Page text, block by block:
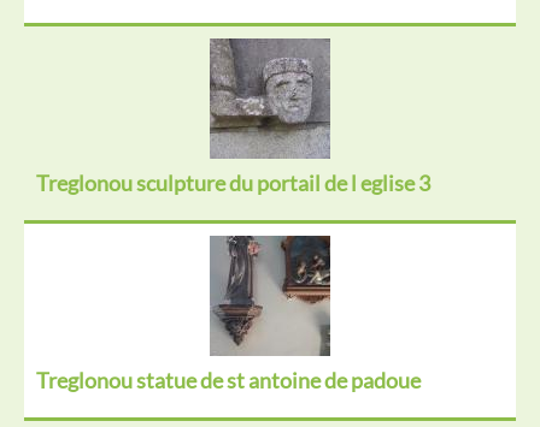
Treglonou sculpture du portail de l eglise 3
Treglonou statue de st antoine de padoue